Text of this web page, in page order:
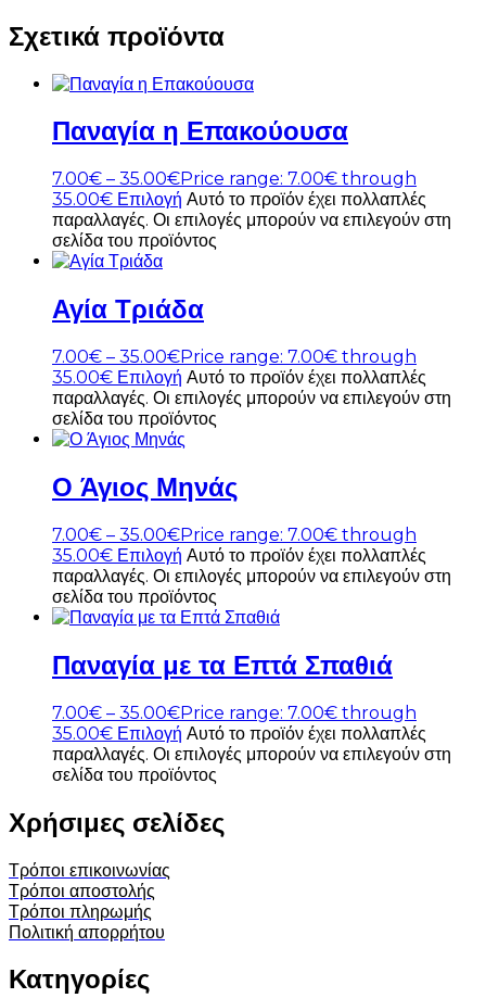
Σχετικά προϊόντα
Παναγία η Επακούουσα
7.00€ – 35.00€Price range: 7.00€ through
35.00€ Επιλογή Αυτό το προϊόν έχει πολλαπλές
παραλλαγές. Οι επιλογές μπορούν να επιλεγούν στη
σελίδα του προϊόντος
Αγία Τριάδα
7.00€ – 35.00€Price range: 7.00€ through
35.00€ Επιλογή Αυτό το προϊόν έχει πολλαπλές
παραλλαγές. Οι επιλογές μπορούν να επιλεγούν στη
σελίδα του προϊόντος
Ο Άγιος Μηνάς
7.00€ – 35.00€Price range: 7.00€ through
35.00€ Επιλογή Αυτό το προϊόν έχει πολλαπλές
παραλλαγές. Οι επιλογές μπορούν να επιλεγούν στη
σελίδα του προϊόντος
Παναγία με τα Επτά Σπαθιά
7.00€ – 35.00€Price range: 7.00€ through
35.00€ Επιλογή Αυτό το προϊόν έχει πολλαπλές
παραλλαγές. Οι επιλογές μπορούν να επιλεγούν στη
σελίδα του προϊόντος
Χρήσιμες σελίδες
Τρόποι επικοινωνίας
Τρόποι αποστολής
Τρόποι πληρωμής
Πολιτική απορρήτου
Κατηγορίες